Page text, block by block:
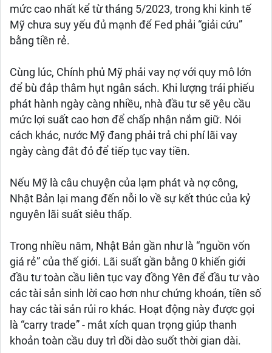
mức cao nhất kể từ tháng 5/2023, trong khi kinh tế
Mỹ chưa suy yếu đủ mạnh để Fed phải “giải cứu”
bằng tiền rẻ.
Cùng lúc, Chính phủ Mỹ phải vay nợ với quy mô lớn
để bù đắp thâm hụt ngân sách. Khi lượng trái phiếu
phát hành ngày càng nhiều, nhà đầu tư sẽ yêu cầu
mức lợi suất cao hơn để chấp nhận nắm giữ. Nói
cách khác, nước Mỹ đang phải trả chi phí lãi vay
ngày càng đắt đỏ để tiếp tục vay tiền.
Nếu Mỹ là câu chuyện của lạm phát và nợ công,
Nhật Bản lại mang đến nỗi lo về sự kết thúc của kỷ
nguyên lãi suất siêu thấp.
Trong nhiều năm, Nhật Bản gần như là “nguồn vốn
giá rẻ” của thế giới. Lãi suất gần bằng 0 khiến giới
đầu tư toàn cầu liên tục vay đồng Yên để đầu tư vào
các tài sản sinh lời cao hơn như chứng khoán, tiền số
hay các tài sản rủi ro khác. Hoạt động này được gọi
là “carry trade” - mắt xích quan trọng giúp thanh
khoản toàn cầu duy trì dồi dào suốt thời gian dài.